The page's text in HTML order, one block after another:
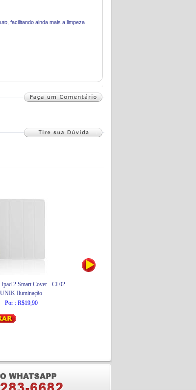
, facilitando ainda mais a limpeza
Ipad 2 Smart Cover - CL02
UNIK Iluminação
Por : R$19,90